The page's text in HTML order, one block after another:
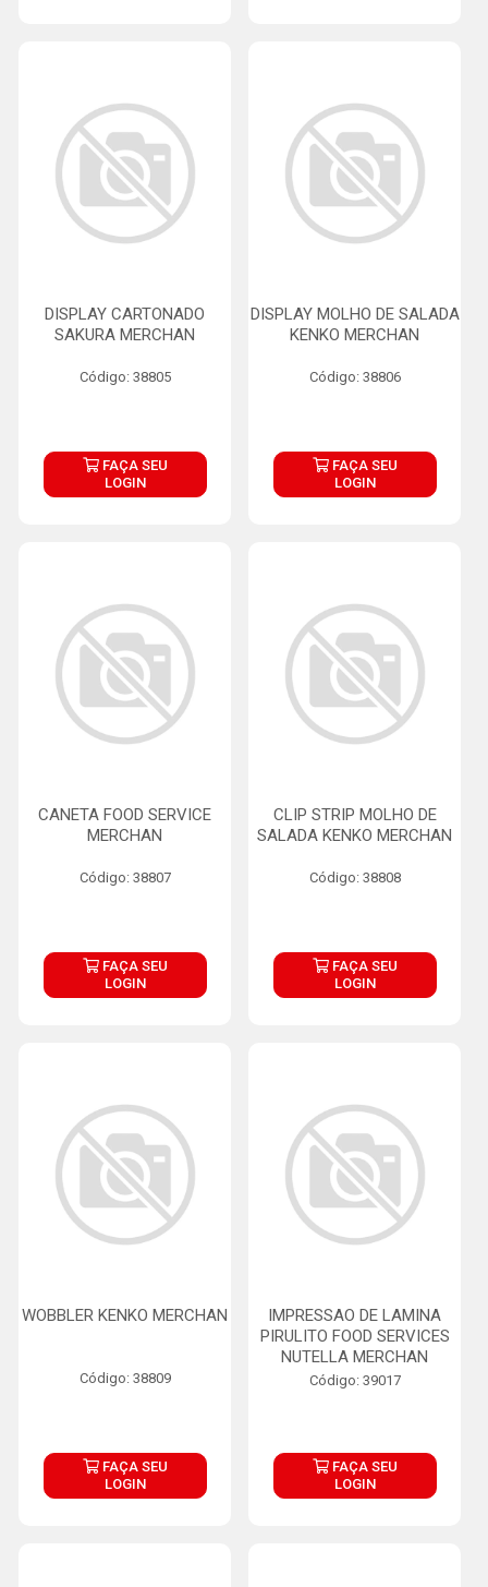
DISPLAY CARTONADO
SAKURA MERCHAN
Código: 38805
FAÇA SEU
LOGIN
DISPLAY MOLHO DE SALADA
KENKO MERCHAN
Código: 38806
FAÇA SEU
LOGIN
CANETA FOOD SERVICE
MERCHAN
Código: 38807
FAÇA SEU
LOGIN
CLIP STRIP MOLHO DE
SALADA KENKO MERCHAN
Código: 38808
FAÇA SEU
LOGIN
WOBBLER KENKO MERCHAN
Código: 38809
FAÇA SEU
LOGIN
IMPRESSAO DE LAMINA
PIRULITO FOOD SERVICES
NUTELLA MERCHAN
Código: 39017
FAÇA SEU
LOGIN